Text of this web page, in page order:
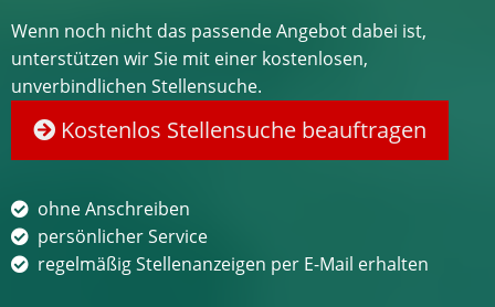
Wenn noch nicht das passende Angebot dabei ist,
unterstützen wir Sie mit einer kostenlosen,
unverbindlichen Stellensuche.
Kostenlos Stellensuche beauftragen
ohne Anschreiben
persönlicher Service
regelmäßig Stellenanzeigen per E-Mail erhalten